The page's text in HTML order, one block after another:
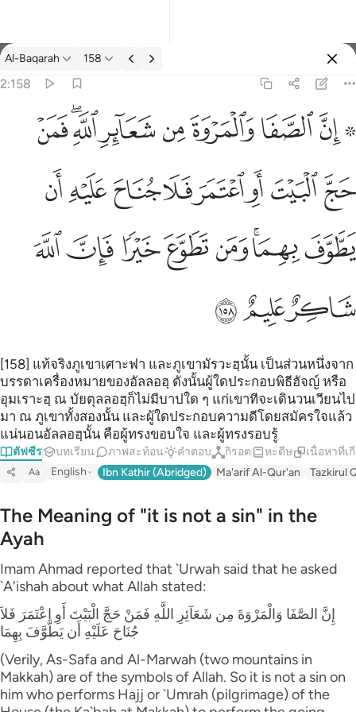
ตัฟซีร: Al-Baqarah 2:158
Al-Baqarah 158
2:158
عليه ان يطوف بهما ومن تطوع خيرا فان الله شاكر عليم ١٥٨
أَن يَطَّوَّفَ بِهِمَا ۚ وَمَن تَطَوَّعَ خَيْرًۭا فَإِنَّ ٱللَّهَ شَاكِرٌ عَلِيمٌ ١٥٨ﱴ ﱵﱶﱷﱸﱹﱺﱻﱼ
ﱽﱾﱿﲀﲁﲂﲃﲄ
ﲅﲆﲇﲈﲉﲊﲋﲌ
ﲍﲎﲏ
[158] แท้จริงภูเขาเศาะฟา และภูเขามัรวะฮฺนั้น เป็นส่วนหนึ่งจาก
บรรดาเครื่องหมายของอัลลอฮฺ ดังนั้นผู้ใดประกอบพิธีฮัจญ์ หรือ
อุมเราะฮฺ ณ บัยตุลลอฮฺก็ไม่มีบาปใด ๆ แก่เขาทีจะเดินวนเวียนไป
มา ณ ภูเขาทั้งสองนั้น และผู้ใดประกอบความดีโดยสมัครใจแล้ว
แน่นอนอัลลอฮฺนั้น คือผู้ทรงขอบใจ และผู้ทรงรอบรู้
ตัฟซีร บทเรียน ภาพสะท้อน คำตอบ กิรอต หะดีษ เนื้อหาที่เ
Aa English Ibn Kathir (Abridged) Ma'arif Al-Qur'an Tazkirul
The Meaning of "it is not a sin" in the
Ayah
Imam Ahmad reported that `Urwah said that he asked
`A'ishah about what Allah stated:
إِنَّ الصَّفَا وَالْمَرْوَةَ مِن شَعَآئِرِ اللَّهِ فَمَنْ حَجَّ الْبَيْتَ أَوِ اعْتَمَرَ فَلاَ
جُنَاحَ عَلَيْهِ أَن يَطَّوَّفَ بِهِمَا
(Verily, As-Safa and Al-Marwah (two mountains in
Makkah) are of the symbols of Allah. So it is not a sin on
him who performs Hajj or `Umrah (pilgrimage) of the